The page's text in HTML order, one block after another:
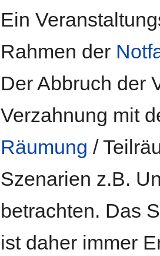
Ein
Rahmen der
Der Abbruch der
Verzahnung mit
Räumung /
Szenarien z.B.
betrachten. Das
ist daher immer